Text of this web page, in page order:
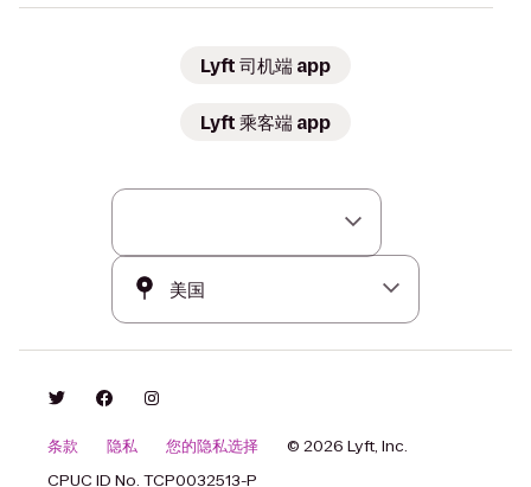
Lyft 司机端 app
Lyft 乘客端 app
条款 隐私 您的隐私选择
© 2026 Lyft, Inc.
CPUC ID No. TCP0032513-P